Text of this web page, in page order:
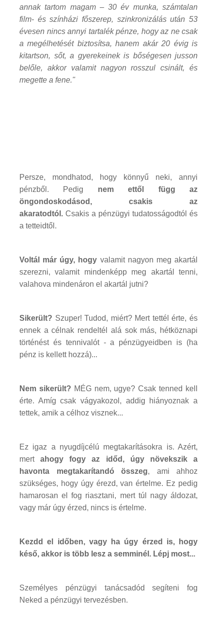
annak tartom magam – 30 év munka, számtalan
film- és színházi főszerep, szinkronizálás után 53
évesen nincs annyi tartalék pénze, hogy az ne csak
a megélhetését biztosítsa, hanem akár 20 évig is
kitartson, sőt, a gyerekeinek is bőségesen jusson
belőle, akkor valamit nagyon rosszul csinált, és
megette a fene."
Persze, mondhatod, hogy könnyű neki, annyi
pénzből. Pedig nem ettől függ az
öngondoskodásod, csakis az
akaratodtól. Csakis a pénzügyi tudatosságodtól és
a tetteidtől.
Voltál már úgy, hogy valamit nagyon meg akartál
szerezni, valamit mindenképp meg akartál tenni,
valahova mindenáron el akartál jutni?
Sikerült? Szuper! Tudod, miért? Mert tettél érte, és
ennek a célnak rendeltél alá sok más, hétköznapi
történést és tennivalót - a pénzügyeidben is (ha
pénz is kellett hozzá)...
Nem sikerült? MÉG nem, ugye? Csak tenned kell
érte. Amíg csak vágyakozol, addig hiányoznak a
tettek, amik a célhoz visznek...
Ez igaz a nyugdíjcélú megtakarításokra is. Azért,
mertahogy fogy az időd, úgy növekszik a
havonta megtakarítandó összeg, ami ahhoz
szükséges, hogy úgy érezd, van értelme. Ez pedig
hamarosan el fog riasztani, mert túl nagy áldozat,
vagy már úgy érzed, nincs is értelme.
Kezdd el időben, vagy ha úgy érzed is, hogy
késő, akkor is több lesz a semminél. Lépj most...
Személyes pénzügyi tanácsadód segíteni fog
Neked a pénzügyi tervezésben.